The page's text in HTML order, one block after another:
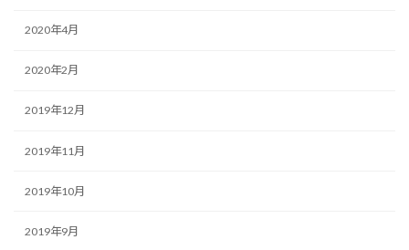
2020年4月
2020年2月
2019年12月
2019年11月
2019年10月
2019年9月